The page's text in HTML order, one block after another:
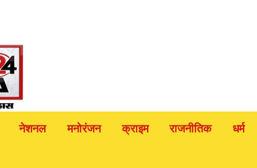
नेशनल मनोरंजन क्राइम राजनीतिक धर्म